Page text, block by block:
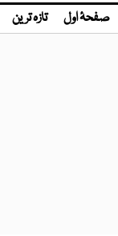
صفحۂ اول تازہ ترین